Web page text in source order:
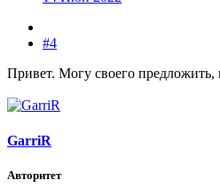
#4
Привет. Могу своего предложить,
GarriR
Авторитет